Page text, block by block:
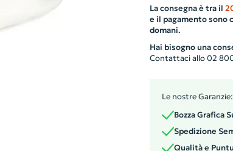
viaggi o giornate in
formulata per
mentre il design
rafforzando il brand
La consegna è tra il
e il pagamento sono
domani.
Hai bisogno una
Contattaci allo 02
Le nostre Garanzie:
Bozza Grafica
Spedizione
Qualità e